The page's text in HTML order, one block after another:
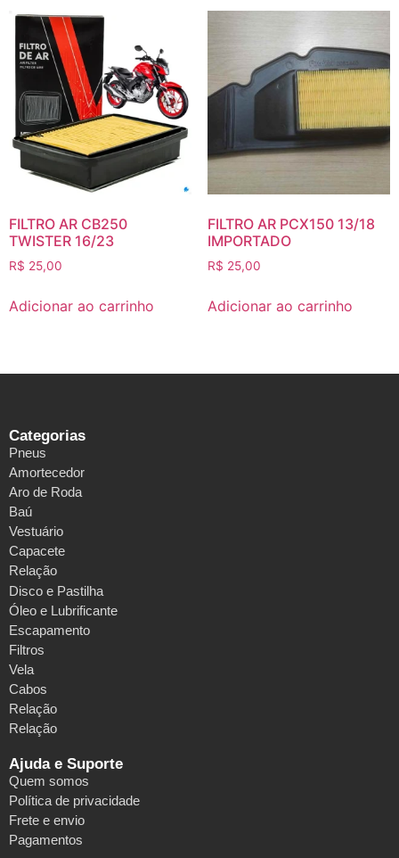
FILTRO AR CB250
TWISTER 16/23
R$ 25,00
Adicionar ao carrinho
FILTRO AR PCX150 13/18
IMPORTADO
R$ 25,00
Adicionar ao carrinho
Categorias
Pneus
Amortecedor
Aro de Roda
Baú
Vestuário
Capacete
Relação
Disco e Pastilha
Óleo e Lubrificante
Escapamento
Filtros
Vela
Cabos
Relação
Relação
Ajuda e Suporte
Quem somos
Política de privacidade
Frete e envio
Pagamentos